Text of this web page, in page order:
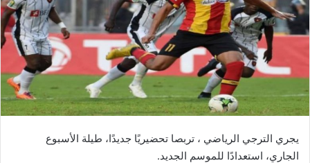
يجري الترجي الرياضي ، تربصا تحضيريًا جديدًا، طيلة الأسبوع
الجاري، استعدادًا للموسم الجديد.